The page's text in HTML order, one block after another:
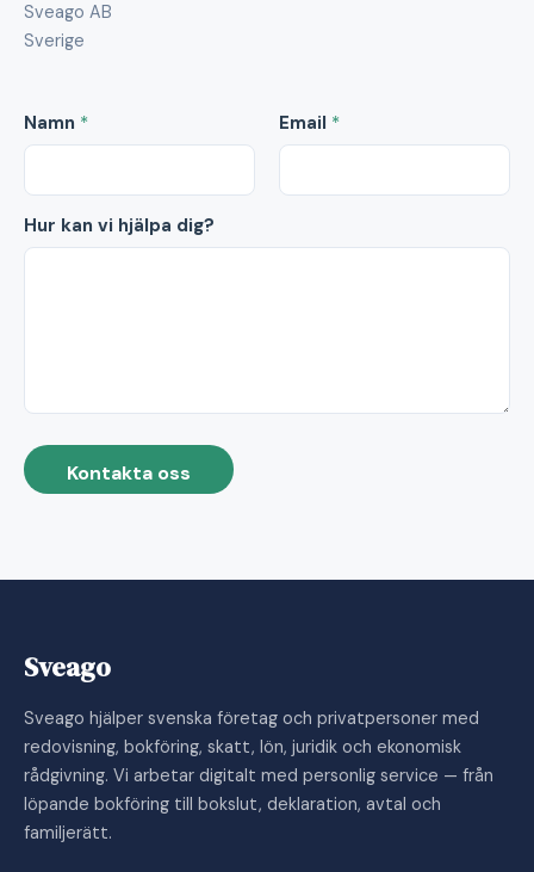
Sveago AB
Sverige
Namn * Email *
Hur kan vi hjälpa dig?
Kontakta oss
Sveago
Sveago hjälper svenska företag och privatpersoner med
redovisning, bokföring, skatt, lön, juridik och ekonomisk
rådgivning. Vi arbetar digitalt med personlig service — från
löpande bokföring till bokslut, deklaration, avtal och
familjerätt.